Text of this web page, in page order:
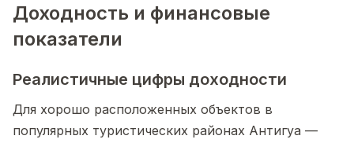
Доходность и финансовые
показатели
Реалистичные цифры доходности
Для хорошо расположенных объектов в
популярных туристических районах Антигуа —